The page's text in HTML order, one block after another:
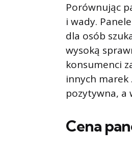
Porównując
i wady.
dla osób
wysoką
konsumenci
innych
pozytywna, a
Cena